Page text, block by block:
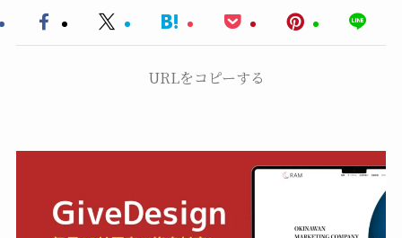
URLをコピーする